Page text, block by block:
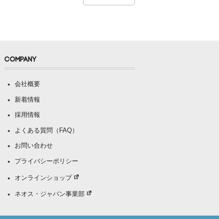
COMPANY
会社概要
新着情報
採用情報
よくある質問（FAQ）
お問い合わせ
プライバシーポリシー
オンラインショップ
ネオス・ジャパン事業部